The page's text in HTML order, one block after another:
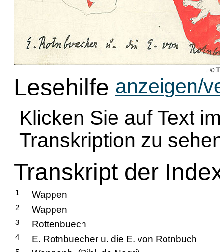
Lesehilfe anzeigen/
Klicken Sie auf Text
Transkription zu
Transkript der
1 Wappen
2 Wappen
3 Rottenbuech
4 E. Rotnbuecher u. die E. von Rotnbuch